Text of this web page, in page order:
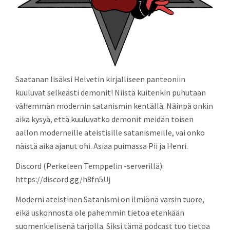
Saatanan lisäksi Helvetin kirjalliseen panteoniin
kuuluvat selkeästi demonit! Niistä kuitenkin puhutaan
vähemmän modernin satanismin kentällä. Näinpä onkin
aika kysyä, että kuuluvatko demonit meidän toisen
aallon moderneille ateistisille satanismeille, vai onko
näistä aika ajanut ohi. Asiaa puimassa Pii ja Henri.
Discord (Perkeleen Temppelin -serverillä):
https://discord.gg/h8fn5Uj
Moderni ateistinen Satanismi on ilmiönä varsin tuore,
eikä uskonnosta ole pahemmin tietoa etenkään
suomenkielisenä tarjolla. Siksi tämä podcast tuo tietoa